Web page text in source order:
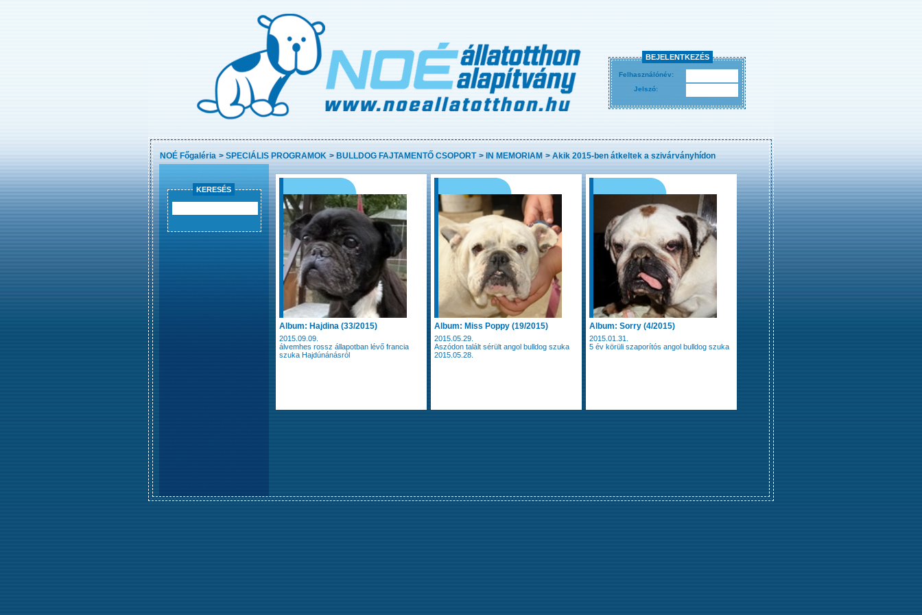
BEJELENTKEZÉS
Felhasználónév:
Jelszó:
NOÉ Főgaléria >SPECIÁLIS PROGRAMOK >BULLDOG FAJTAMENTŐ CSOPORT >IN MEMORIAM >Akik 2015-ben átkeltek a szivárványhídon
KERESÉS
Album: Hajdina (33/2015)
2015.09.09.
álvemhes rossz állapotban lévő francia
szuka Hajdúnánásról
Album: Miss Poppy (19/2015)
2015.05.29.
Aszódon talált sérült angol bulldog szuka
2015.05.28.
Album: Sorry (4/2015)
2015.01.31.
5 év körüli szaporítós angol bulldog szuka